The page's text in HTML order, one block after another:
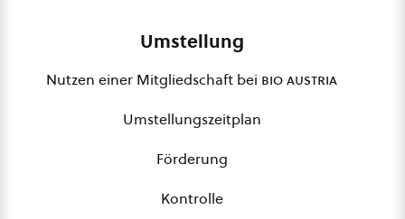
Umstellung
Nutzen einer Mitgliedschaft bei bio austria
Umstellungszeitplan
Förderung
Kontrolle